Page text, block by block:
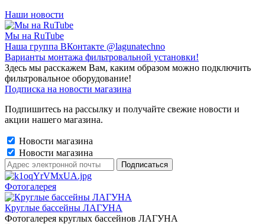
Наши новости
Мы на RuTube
Наша группа ВКонтакте @lagunatechno
Варианты монтажа фильтровальной установки!
Здесь мы расскажем Вам, каким образом можно подключить
фильтровальное оборудование!
Подписка на новости магазина
Подпишитесь на рассылку и получайте свежие новости и
акции нашего магазина.
Новости магазина
Новости магазина
Фотогалерея
Круглые бассейны ЛАГУНА
Фотогалерея круглых бассейнов ЛАГУНА